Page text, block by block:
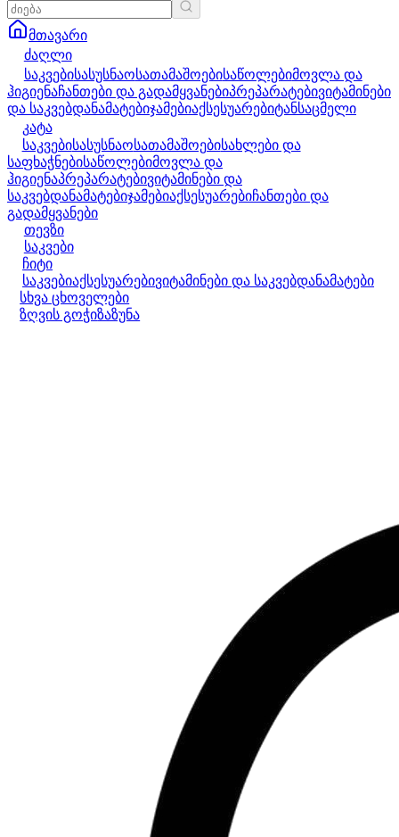
მთავარი
ძაღლი
საკვებისასუსნაოსათამაშოებისაწოლებიმოვლა და
ჰიგიენაჩანთები და გადამყვანებიპრეპარატებივიტამინები
და საკვებდანამატებიჯამებიაქსესუარებიტანსაცმელი
კატა
საკვებისასუსნაოსათამაშოებისახლები და
საფხაჭნებისაწოლებიმოვლა და
ჰიგიენაპრეპარატებივიტამინები და
საკვებდანამატებიჯამებიაქსესუარებიჩანთები და
გადამყვანები
თევზი
საკვები
ჩიტი
საკვებიაქსესუარებივიტამინები და საკვებდანამატები
სხვა ცხოველები
ზღვის გოჭიზაზუნა